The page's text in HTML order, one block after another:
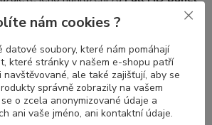
ve většině případů
nutné vyměnit také
LVDS), který propojuje displej se
s vyšším rozlišením vyžadují kabel
objem dat.
z Full HD zpět na HD není výměna
pro vyšší rozlišení podporují i nižší
nám cookies ?
datové soubory, které nám pomáhají
které stránky v našem e-shopu patří
navštěvované, ale také zajišťují, aby se
správně zobrazily na vašem
o zcela anonymizované údaje a
ani vaše jméno, ani kontaktní údaje.